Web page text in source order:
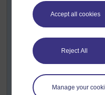
Accept all cookies
Reject All
Manage your
(2/3 + 1/4)
Montrez comment
la première addition.
élèves de calculer les
Montrez aux élèves
des deux premières
faire les trois additions